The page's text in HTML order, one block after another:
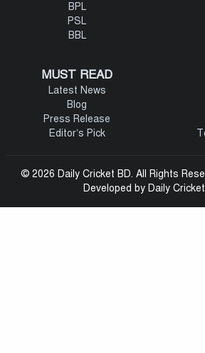
BPL
PSL
BBL
MUST READ
Latest News
Blog
Press Release
Editor’s Pick
© 2026 Daily Cricket BD. All Rights
Developed by Daily